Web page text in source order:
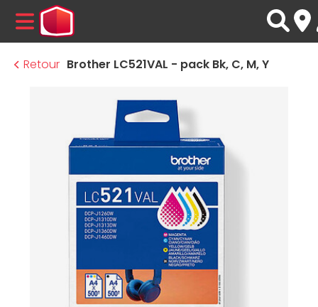
MENU
Retour Brother LC521VAL - pack Bk, C, M, Y